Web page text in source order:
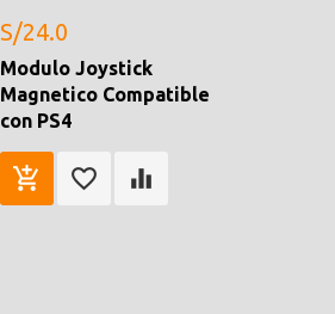
S/24.0
Modulo Joystick
Magnetico Compatible
con PS4